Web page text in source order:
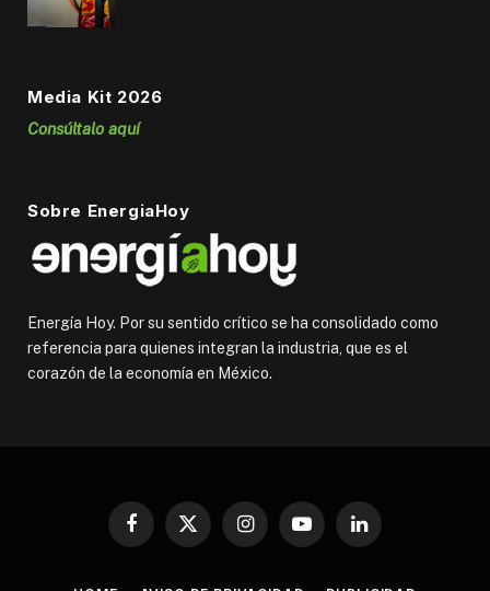
Media Kit 2026
Consúltalo aquí
Sobre EnergiaHoy
Energía Hoy. Por su sentido crítico se ha consolidado como
referencia para quienes integran la industria, que es el
corazón de la economía en México.
Facebook
X
InstagramYouTubeLinkedIn